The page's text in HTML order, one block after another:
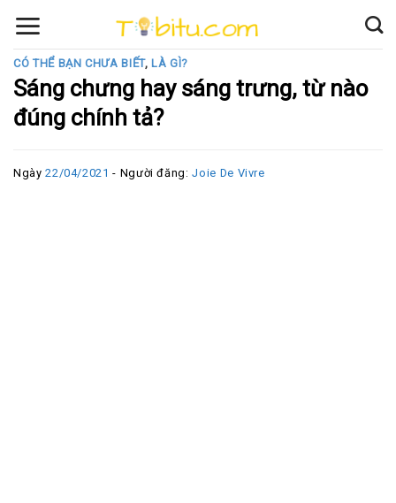
content
CÓ THỂ BẠN CHƯA BIẾT, LÀ GÌ?
Sáng chưng hay sáng trưng, từ nào
đúng chính tả?
Ngày22/04/2021 - Người đăng:Joie De Vivre